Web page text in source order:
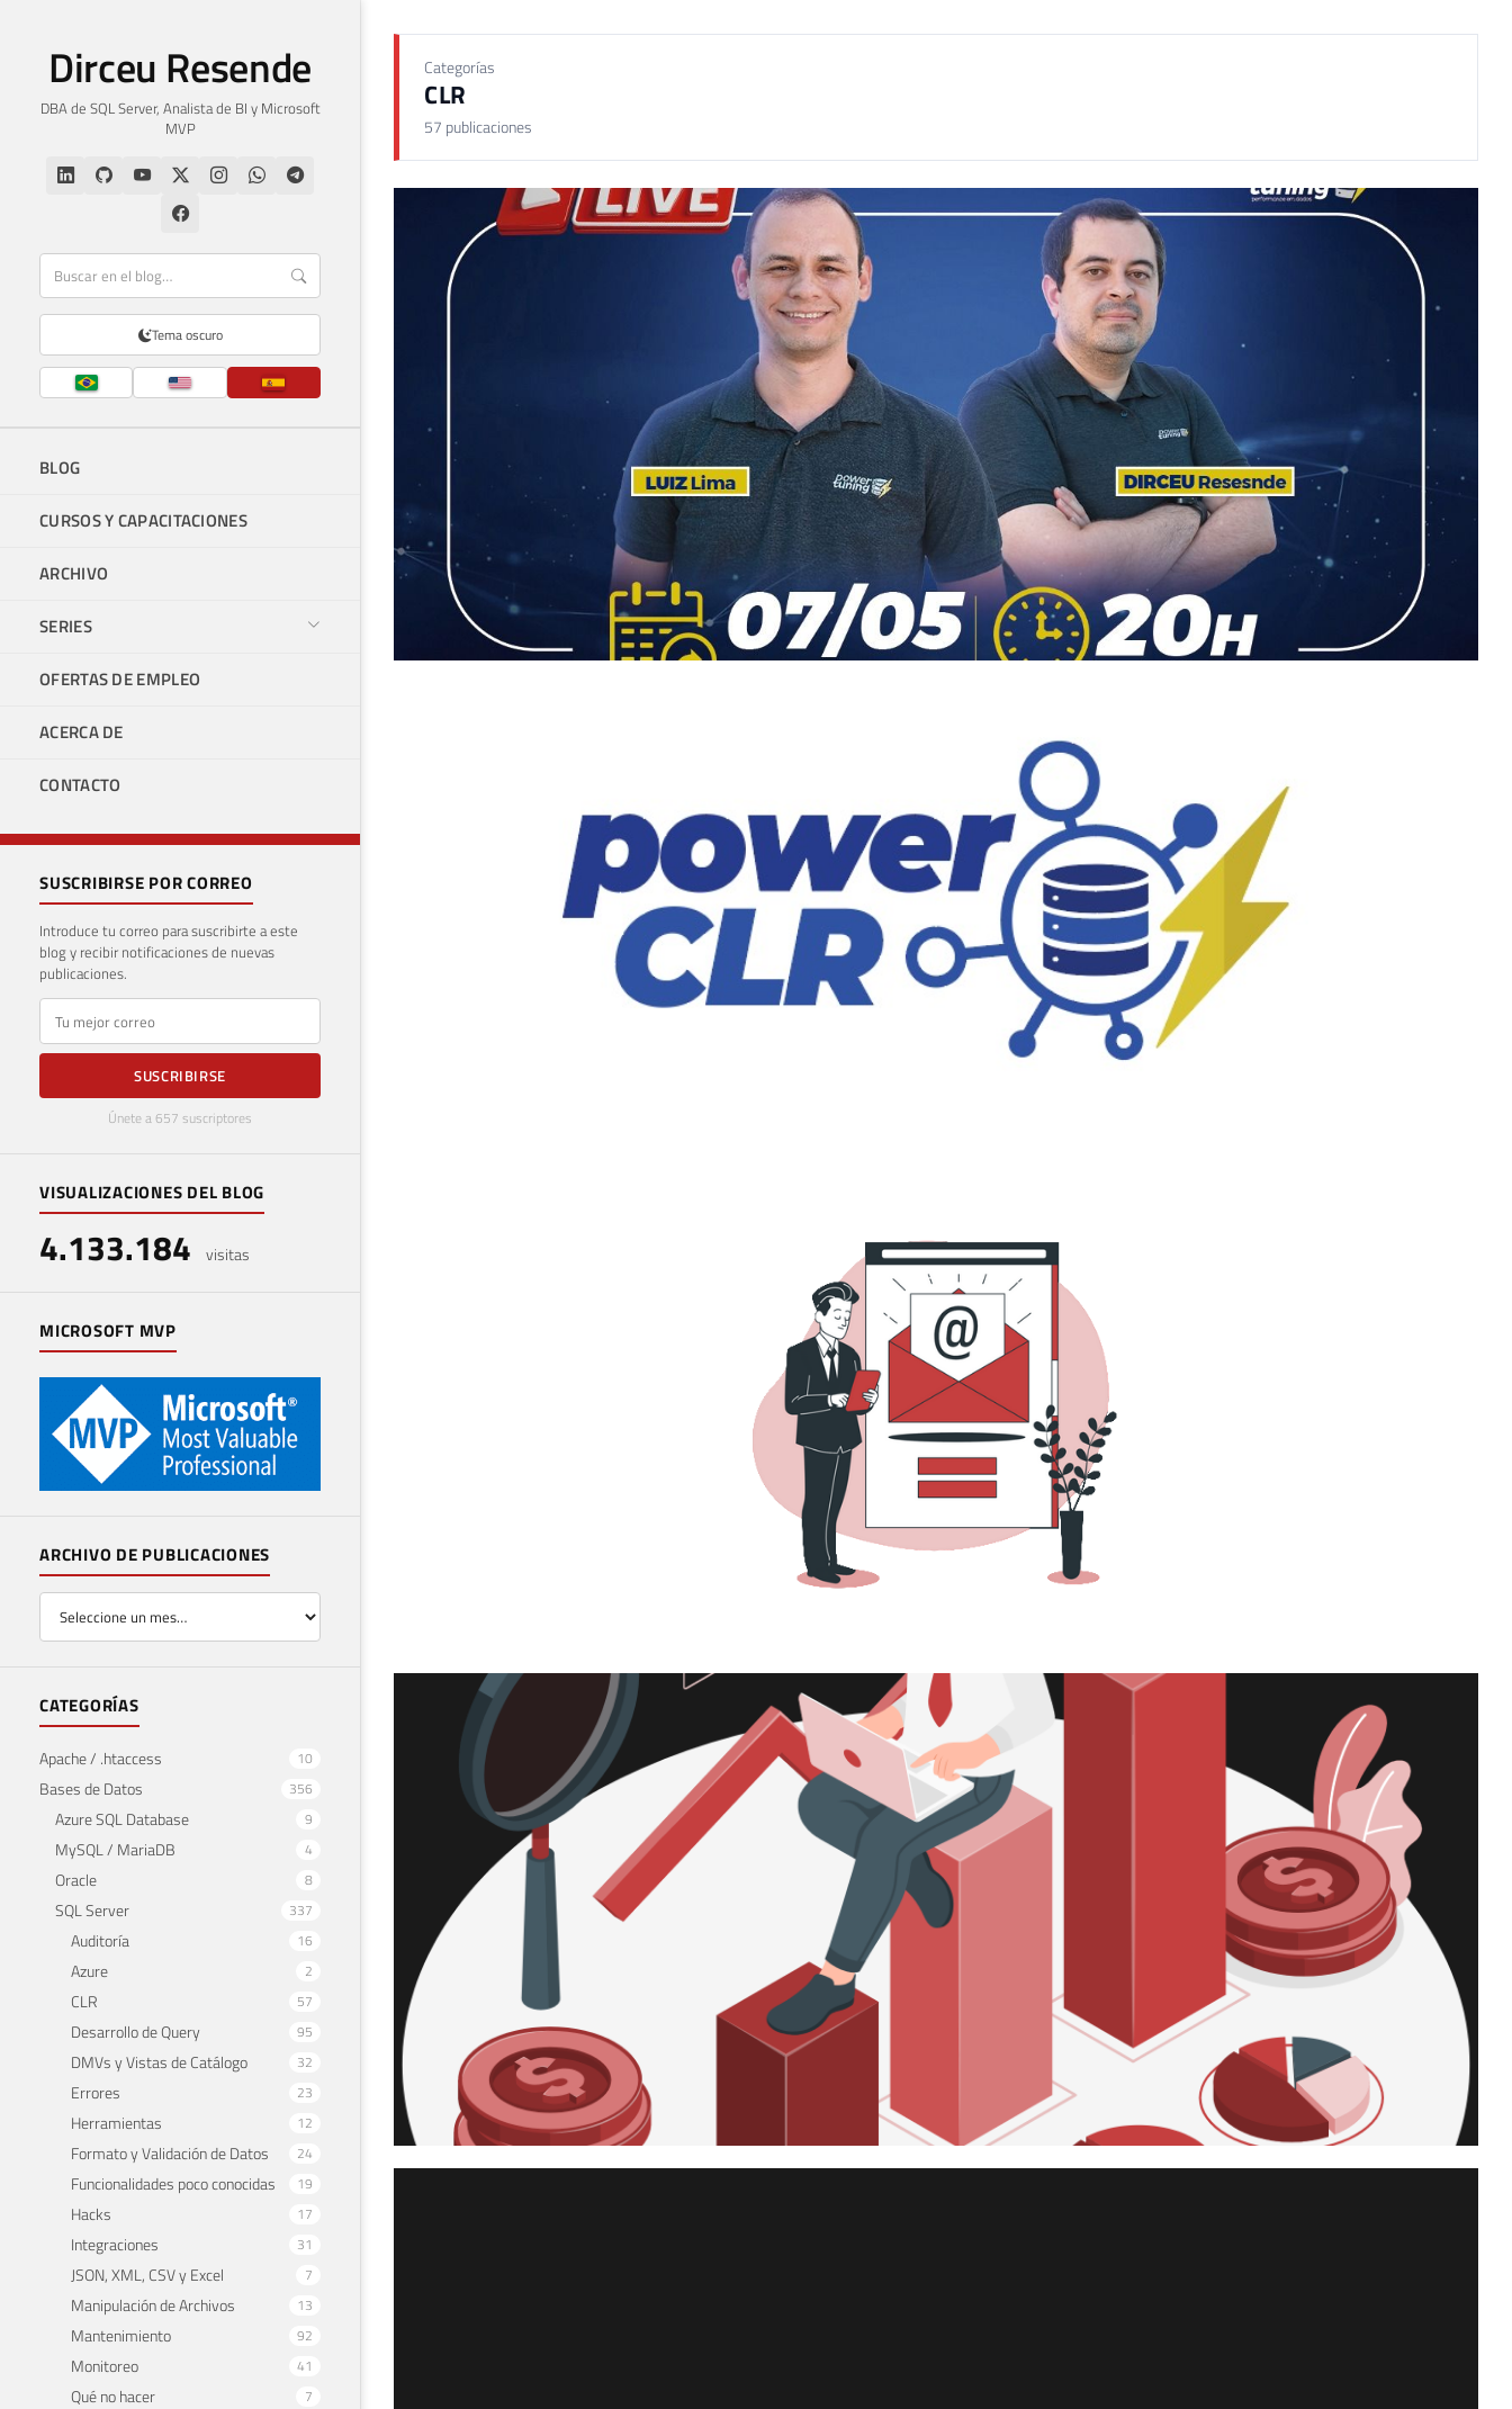
Dirceu Resende
DBA de SQL Server, Analista de BI y Microsoft
MVP
Tema oscuro
BLOG
CURSOS Y CAPACITACIONES
ARCHIVO
SERIES
OFERTAS DE EMPLEO
ACERCA DE
CONTACTO
SUSCRIBIRSE POR CORREO
Introduce tu correo para suscribirte a este
blog y recibir notificaciones de nuevas
publicaciones.
E-mail
SUSCRIBIRSE
Únete a 657 suscriptores
VISUALIZACIONES DEL BLOG
4.133.184 visitas
MICROSOFT MVP
ARCHIVO DE PUBLICACIONES
CATEGORÍAS
Apache / .htaccess 10
Bases de Datos 356
Azure SQL Database 9
MySQL / MariaDB 4
Oracle 8
SQL Server 337
Auditoría 16
Azure 2
CLR 57
Desarrollo de Query 95
DMVs y Vistas de Catálogo 32
Errores 23
Herramientas 12
Formato y Validación de Datos 24
Funcionalidades poco conocidas 19
Hacks 17
Integraciones 31
JSON, XML, CSV y Excel 7
Manipulación de Archivos 13
Mantenimiento 92
Monitoreo 41
Qué no hacer 7
Categorías
CLR
57 publicaciones
archivos, webservices, FTP y mucho más!
SQL Server - Cómo Validar el Email y el Domínio de Email
Usando SQLClr (C#)
26 de mayo de 2022 14 min de lectura